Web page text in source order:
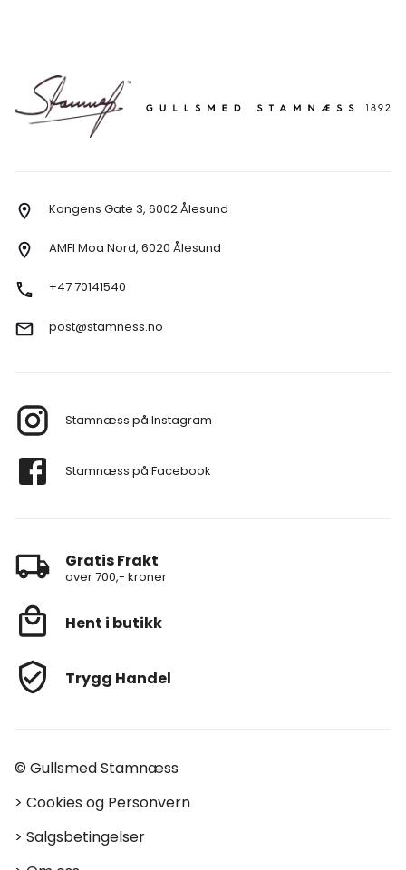
Kongens Gate 3, 6002 Ålesund
AMFI Moa Nord, 6020 Ålesund
+47 70141540
post@stamness.no
Stamnæss på Instagram
Stamnæss på Facebook
Gratis Frakt
over 700,- kroner
Hent i butikk
Trygg Handel
© Gullsmed Stamnæss
> Cookies og Personvern
> Salgsbetingelser